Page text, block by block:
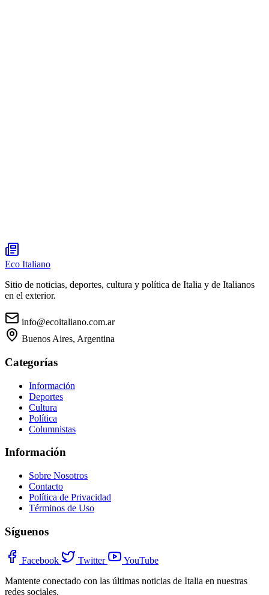
Eco Italiano
Sitio de noticias, deportes, cultura y política de Italia y de Italianos
en el exterior.
info@ecoitaliano.com.ar
Buenos Aires, Argentina
Categorías
Información
Deportes
Cultura
Política
Columnistas
Información
Sobre Nosotros
Contacto
Política de Privacidad
Términos de Uso
Síguenos
Facebook Twitter
YouTube
Mantente conectado con las últimas noticias de Italia en nuestras
redes sociales.